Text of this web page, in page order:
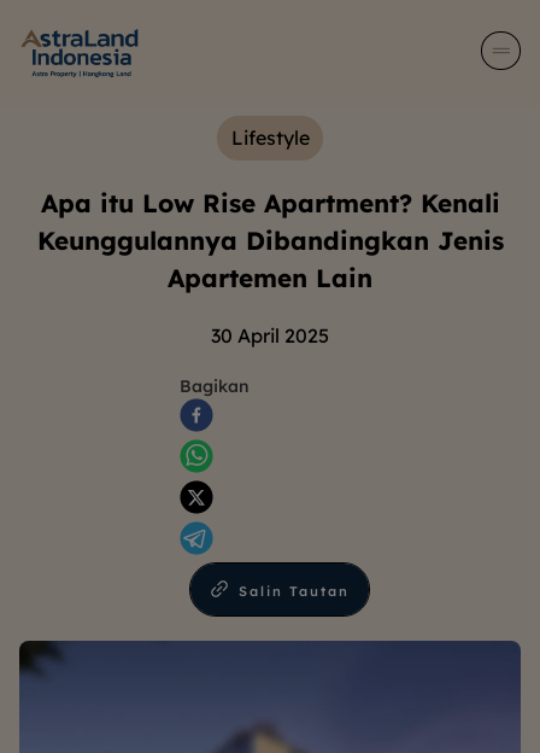
Lifestyle
Apa itu Low Rise Apartment? Kenali
Keunggulannya Dibandingkan Jenis
Apartemen Lain
30 April 2025
Bagikan
Salin Tautan